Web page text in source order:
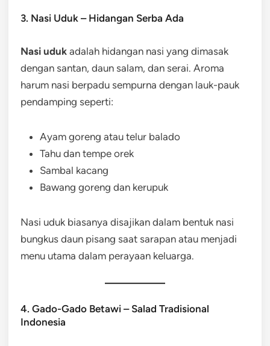
3. Nasi Uduk – Hidangan Serba Ada
Nasi uduk adalah hidangan nasi yang dimasak
dengan santan, daun salam, dan serai. Aroma
harum nasi berpadu sempurna dengan lauk-pauk
pendamping seperti:
Ayam goreng atau telur balado
Tahu dan tempe orek
Sambal kacang
Bawang goreng dan kerupuk
Nasi uduk biasanya disajikan dalam bentuk nasi
bungkus daun pisang saat sarapan atau menjadi
menu utama dalam perayaan keluarga.
4. Gado-Gado Betawi – Salad Tradisional
Indonesia